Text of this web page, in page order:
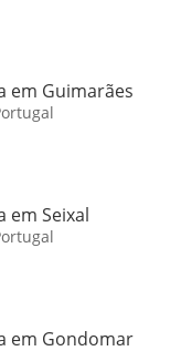
em Guimarães
em Seixal
em Gondomar